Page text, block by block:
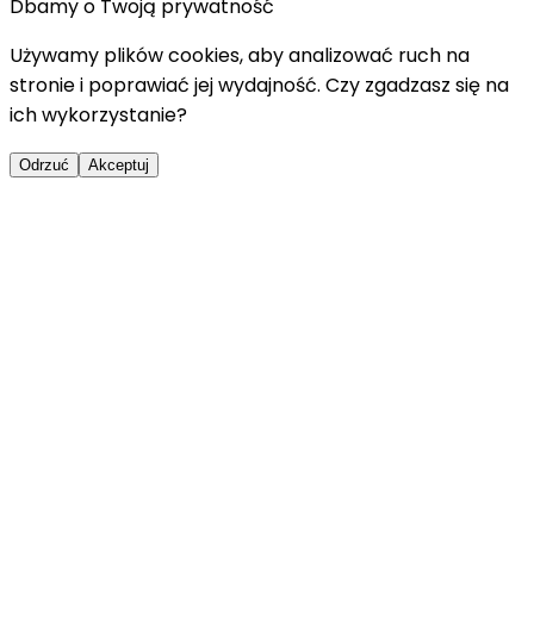
Dbamy o Twoją prywatność
Używamy plików cookies, aby analizować ruch na
stronie i poprawiać jej wydajność. Czy zgadzasz się na
ich wykorzystanie?
Odrzuć Akceptuj